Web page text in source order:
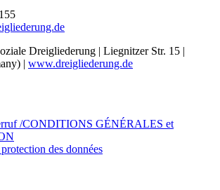
Dreigliederung | Liegnitzer Str. 15 |
| www.dreigliederung.de
/CONDITIONS GÉNÉRALES et
des données